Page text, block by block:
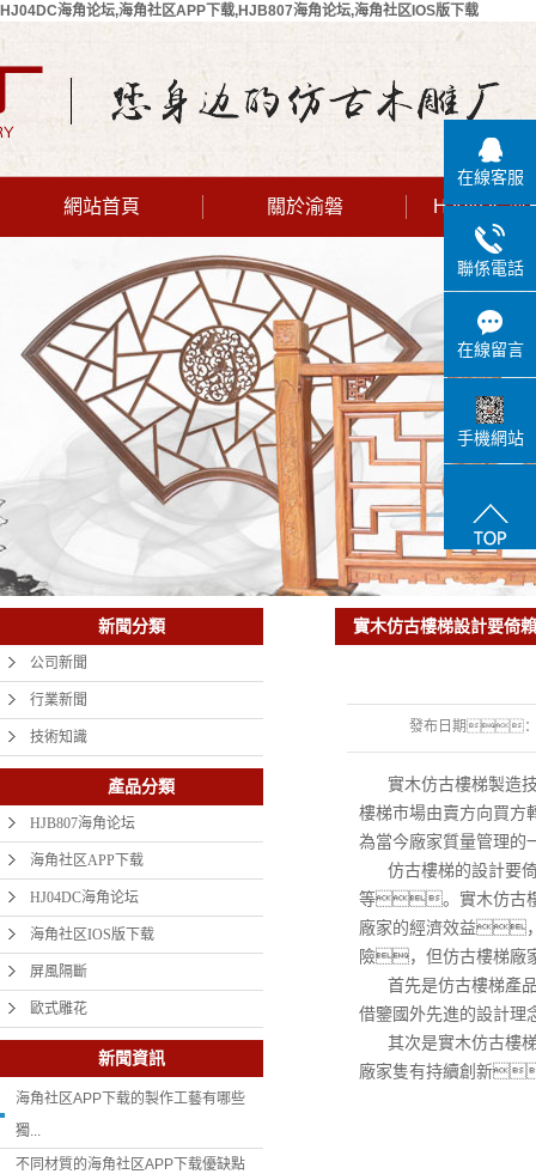
HJ04DC海角论坛,海角社区APP下载,HJB807海角论坛,海角社区IOS版下载
網站首頁 關於渝磐
公司簡介
聯係HJ04DC
海角论坛
HJ04DC海
新聞分類
公司新聞
行業新聞
技術知識
產品分類
HJB807海角论坛
海角社区APP下载
HJ04DC海角论坛
海角社区IOS版下载
屏風隔斷
歐式雕花
新聞資訊
海角社区APP下载的製作工藝有哪些
獨...
不同材質的海角社区APP下载優缺點
實木仿古樓梯設計要倚
發布日期
實木仿古樓梯製造
樓梯市場由賣方向買
為當今廠家質量管理
仿古樓梯的設計
等。實木仿古樓
廠家的經濟效益
險，但仿古樓梯
首先是仿古樓梯
借鑒國外先進的設計
其次是實木仿古
廠家隻有持續創新
在線客服
聯係電話
在線留言
手機網站